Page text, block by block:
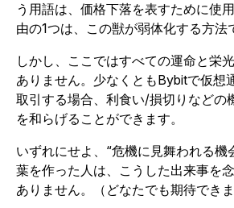
う用語は、価格下落を表すために使
由の1つは、この獣が弱体化する方法
しかし、ここではすべての運命と栄
ありません。少なくともBybitで仮想
取引する場合、利食い/損切りなどの
を和らげることができます。
いずれにせよ、“危機に見舞われる機
葉を作った人は、こうした出来事を
ありません。（どなたでも期待できま